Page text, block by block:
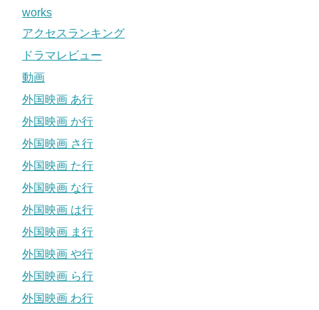
works
アクセスランキング
ドラマレビュー
動画
外国映画 あ行
外国映画 か行
外国映画 さ行
外国映画 た行
外国映画 な行
外国映画 は行
外国映画 ま行
外国映画 や行
外国映画 ら行
外国映画 わ行